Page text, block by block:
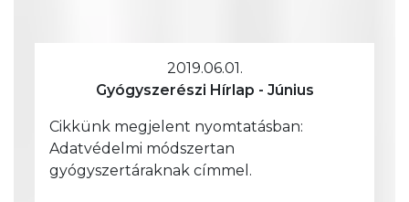
2019.06.01.
Gyógyszerészi Hírlap - Június
Cikkünk megjelent nyomtatásban:
Adatvédelmi módszertan
gyógyszertáraknak címmel.